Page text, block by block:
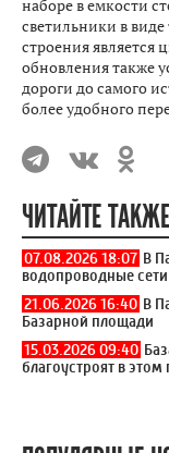
наборе в емкости
светильники в
строения является
обновления также
дороги до самого
более удобного
ЧИТАЙТЕ ТАКЖЕ
07.08.2026 18:07 В
водопроводные сети
21.06.2026 16:40 В
Базарной площади
15.03.2026 09:40
благоустроят в этом